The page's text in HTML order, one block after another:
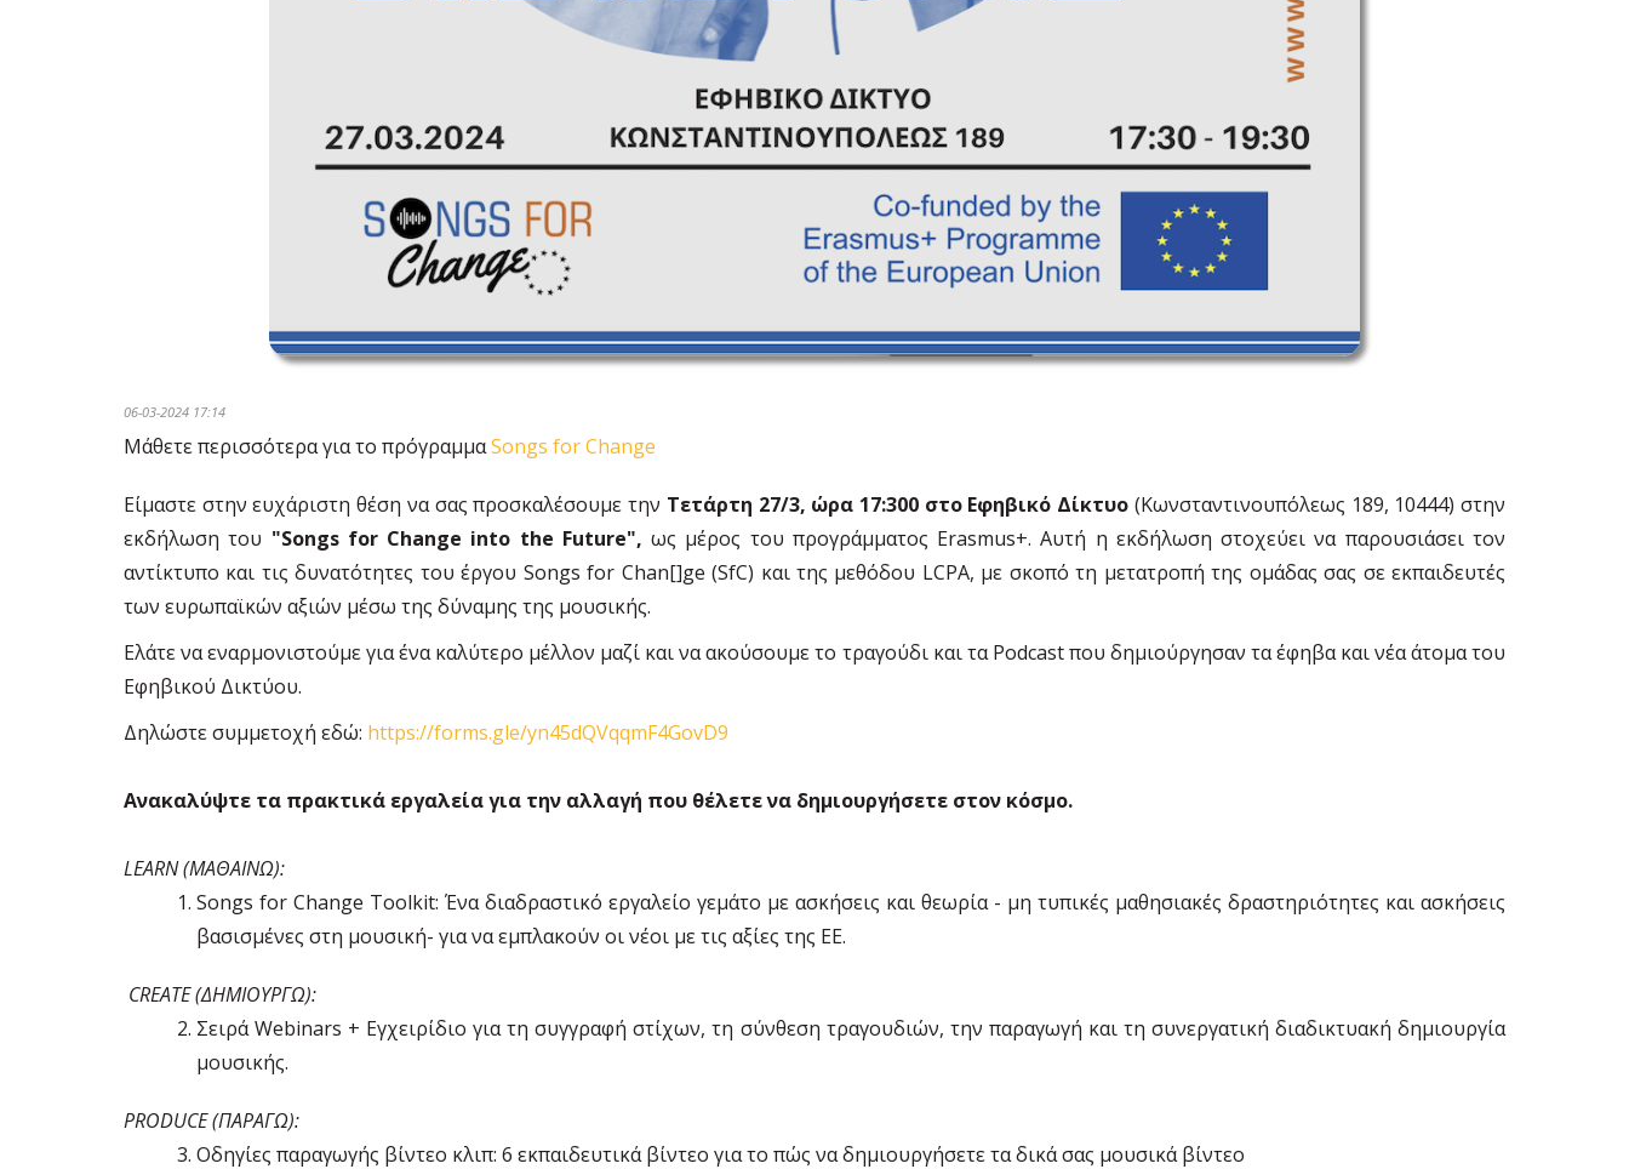
06-03-2024 17:14
Μάθετε περισσότερα για το πρόγραμμαSongs for Change
Είμαστε στην ευχάριστη θέση να σας προσκαλέσουμε την Τετάρτη 27/3, ώρα 17:300 στο Εφηβικό Δίκτυο (Κωνσταντινουπόλεως 189, 10444) στην
εκδήλωση του "Songs for Change into the Future", ως μέρος του προγράμματος Erasmus+. Αυτή η εκδήλωση στοχεύει να παρουσιάσει τον
αντίκτυπο και τις δυνατότητες του έργου Songs for Chan[]ge (SfC) και της μεθόδου LCPA, με σκοπό τη μετατροπή της ομάδας σας σε εκπαιδευτές
των ευρωπαϊκών αξιών μέσω της δύναμης της μουσικής.
Ελάτε να εναρμονιστούμε για ένα καλύτερο μέλλον μαζί και να ακούσουμε το τραγούδι και τα Podcast που δημιούργησαν τα έφηβα και νέα άτομα του
Εφηβικού Δικτύου.
Δηλώστε συμμετοχή εδώ: https://forms.gle/yn45dQVqqmF4GovD9
Ανακαλύψτε τα πρακτικά εργαλεία για την αλλαγή που θέλετε να δημιουργήσετε στον κόσμο.
LEARN (ΜΑΘΑΙΝΩ):
Songs for Change Toolkit: Ένα διαδραστικό εργαλείο γεμάτο με ασκήσεις και θεωρία - μη τυπικές μαθησιακές δραστηριότητες και ασκήσεις
βασισμένες στη μουσική- για να εμπλακούν οι νέοι με τις αξίες της ΕΕ.
CREATE (ΔΗΜΙΟΥΡΓΩ):
Σειρά Webinars + Εγχειρίδιο για τη συγγραφή στίχων, τη σύνθεση τραγουδιών, την παραγωγή και τη συνεργατική διαδικτυακή δημιουργία
μουσικής.
PRODUCE (ΠΑΡΑΓΩ):
Οδηγίες παραγωγής βίντεο κλιπ: 6 εκπαιδευτικά βίντεο για το πώς να δημιουργήσετε τα δικά σας μουσικά βίντεο